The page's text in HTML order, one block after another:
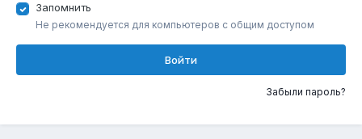
Запомнить
Не рекомендуется для компьютеров с общим доступом
Войти
Забыли пароль?